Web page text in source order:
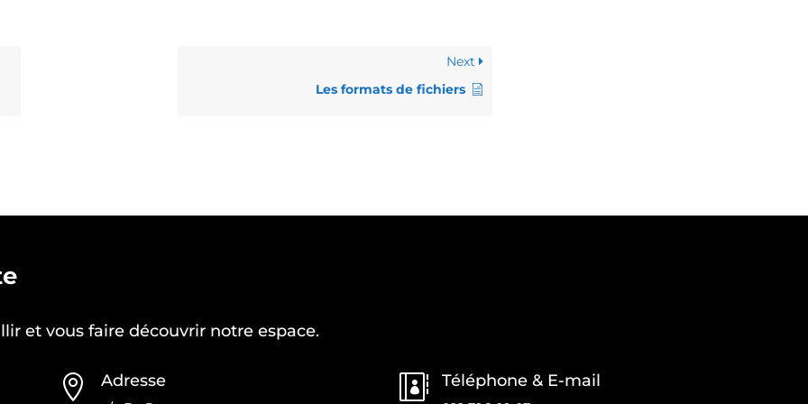
Next
Les formats de fichiers
et vous faire découvrir notre espace.
 Adresse  Téléphone & E-mail